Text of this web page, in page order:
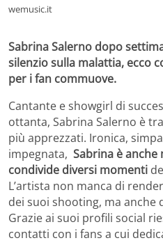
wemusic.it
Sabrina Salerno dopo
silenzio sulla malattia, ecco
per i fan commuove.
Cantante e showgirl di
ottanta, Sabrina Salerno è
più apprezzati. Ironica,
impegnata, Sabrina è
condivide diversi momenti
L’artista non manca di
dei suoi shooting, ma
Grazie ai suoi profili social
contatti con i fans a cui